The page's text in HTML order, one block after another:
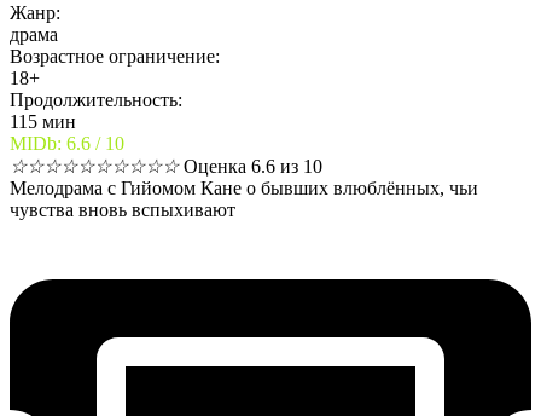
Жанр:
драма
Возрастное ограничение:
18+
Продолжительность:
115 мин
MIDb: 6.6 / 10
☆☆☆☆☆☆☆☆☆☆ Оценка 6.6 из 10
Мелодрама с Гийомом Кане о бывших влюблённых, чьи
чувства вновь вспыхивают